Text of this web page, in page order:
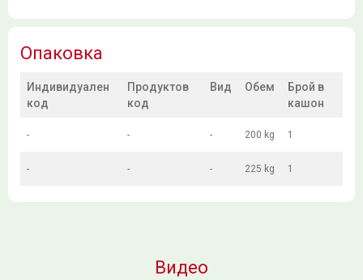
Опаковка
Индивидуален
код
Продуктов
код
Вид Обем
Брой в
кашон
- - - 200 kg 1
- - - 225 kg 1
Видео